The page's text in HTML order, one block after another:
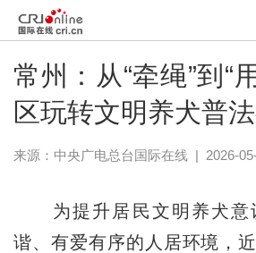
常州：从“牵绳”到“
区玩转文明养犬普
来源：中央广电总台国际在线| 2026-
为提升居民文明养犬意
谐、有爱有序的人居环境，